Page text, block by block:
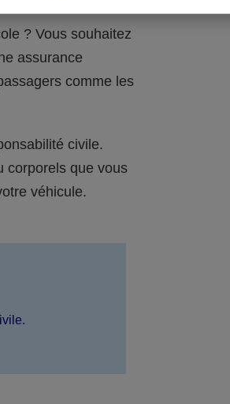
? Vous souhaitez
assurance
comme les
civile.
corporels que vous
véhicule.